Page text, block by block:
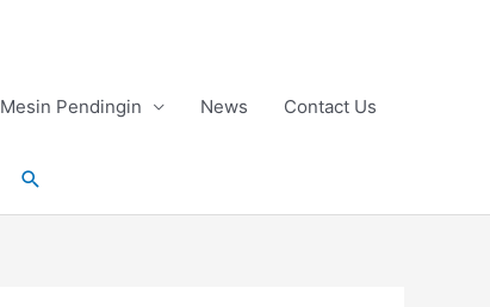
Mesin Pendingin News Contact Us
Search